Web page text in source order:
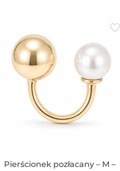
Pierścionek pozłacany – M –